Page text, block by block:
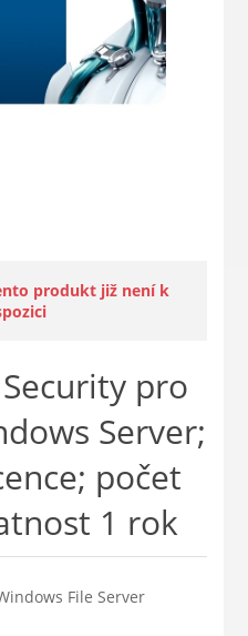
produkt již není k
Security pro
Server;
počet
1 rok
File Server